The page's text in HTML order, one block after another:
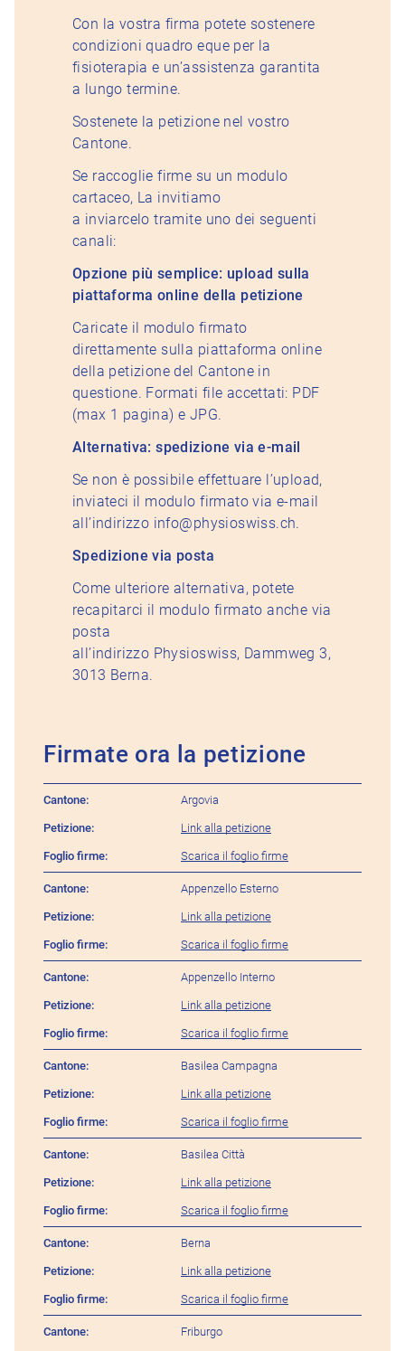
Con la vostra firma potete sostenere
condizioni quadro eque per la
fisioterapia e un’assistenza garantita
a lungo termine.
Sostenete la petizione nel vostro
Cantone.
Se raccoglie firme su un modulo
cartaceo, La invitiamo
a inviarcelo tramite uno dei seguenti
canali:
Opzione più semplice: upload sulla
piattaforma online della petizione
Caricate il modulo firmato
direttamente sulla piattaforma online
della petizione del Cantone in
questione. Formati file accettati: PDF
(max 1 pagina) e JPG.
Alternativa: spedizione via e-mail
Se non è possibile effettuare l’upload,
inviateci il modulo firmato via e-mail
all’indirizzo info@physioswiss.ch.
Spedizione via posta
Come ulteriore alternativa, potete
recapitarci il modulo firmato anche via
posta
all’indirizzo Physioswiss, Dammweg 3,
3013 Berna.
Firmate ora la petizione
CantonePetizione Foglio firmeArgovia
Link alla petizione
Scarica il foglio firme
Appenzello Esterno
Link alla petizione
Scarica il foglio firme
Appenzello Interno
Link alla petizione
Scarica il foglio firme
Basilea Campagna
Link alla petizione
Scarica il foglio firme
Basilea Città
Link alla petizione
Scarica il foglio firme
Berna
Link alla petizione
Scarica il foglio firme
Friburgo